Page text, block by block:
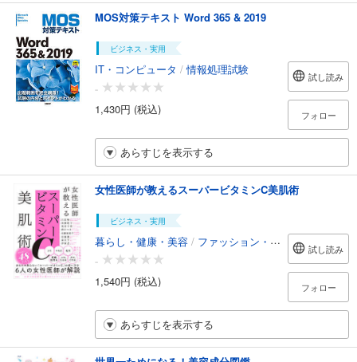
MOS対策テキスト Word 365 & 2019
ビジネス・実用
IT・コンピュータ /情報処理試験
-
1,430円 (税込)
試し読み
フォロー
あらすじを表示する
女性医師が教えるスーパービタミンC美肌術
ビジネス・実用
暮らし・健康・美容 / ファッション・美容
-
1,540円 (税込)
試し読み
フォロー
あらすじを表示する